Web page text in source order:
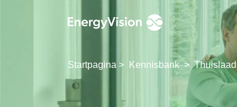
Doorgaan naar hoofdinhoud
Startpagina > Kennisbank >